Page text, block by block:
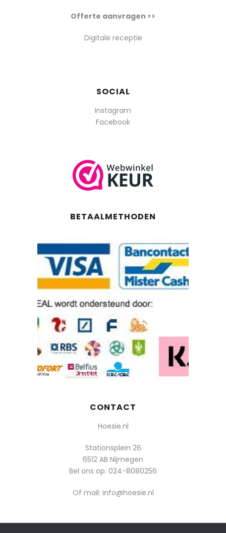
Offerte aanvragen >>
Digitale receptie
SOCIAL
Instagram
Facebook
BETAALMETHODEN
CONTACT
Hoesie.nl
Stationsplein 26
6512 AB Nijmegen
Bel ons op: 024-8080256
Of mail: info@hoesie.nl